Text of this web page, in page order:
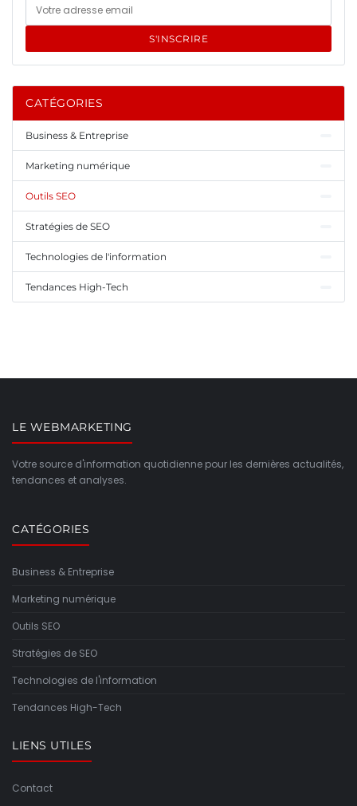
S'INSCRIRE
CATÉGORIES
Business & Entreprise
Marketing numérique
Outils SEO
Stratégies de SEO
Technologies de l'information
Tendances High-Tech
LE WEBMARKETING
Votre source d'information quotidienne pour les dernières actualités,
tendances et analyses.
CATÉGORIES
Business & Entreprise
Marketing numérique
Outils SEO
Stratégies de SEO
Technologies de l'information
Tendances High-Tech
LIENS UTILES
Contact